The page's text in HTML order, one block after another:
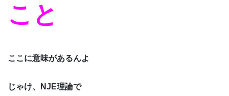
こと
ここに意味があるんよ
じゃけ、NJE理論で